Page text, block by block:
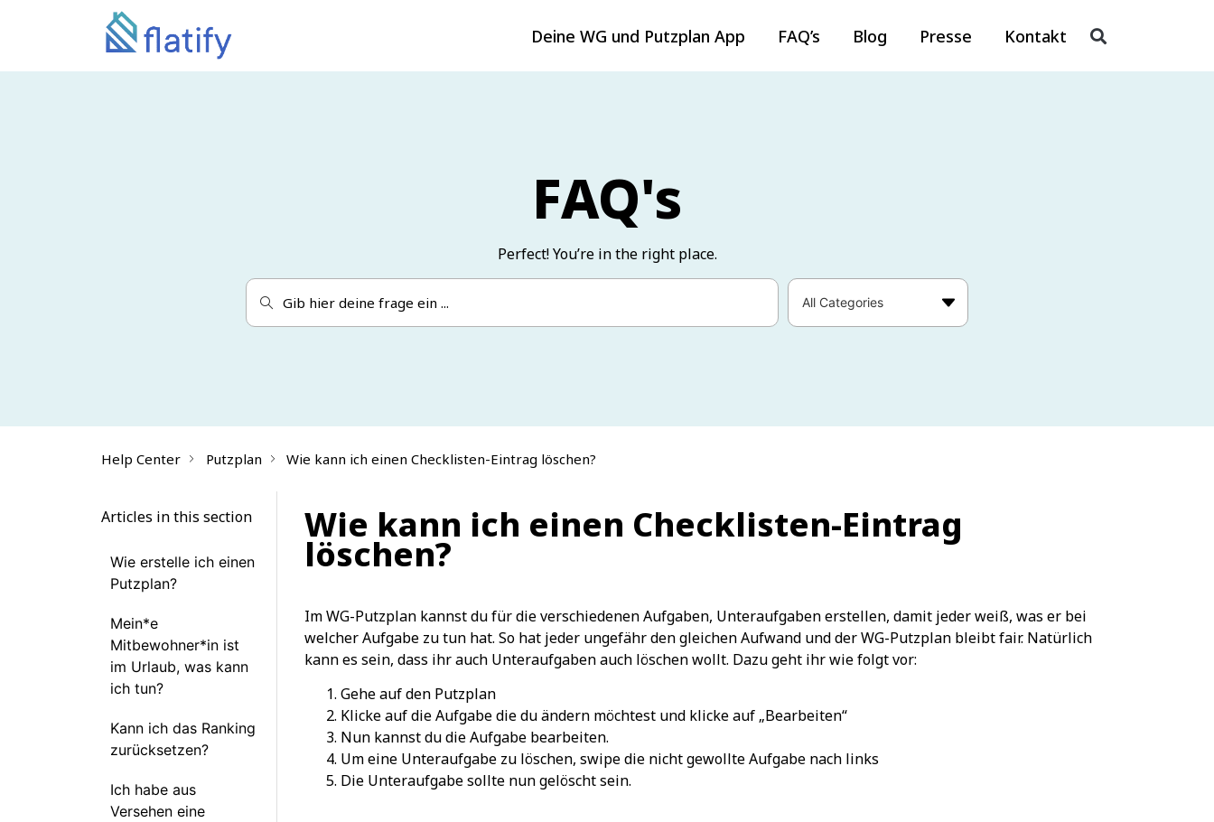
Deine WG und Putzplan App FAQ’s Blog Presse Kontakt
FAQ's
Perfect! You’re in the right place.
All Categories
Help Center Putzplan Wie kann ich einen Checklisten-Eintrag löschen?
Articles in this section
Wie erstelle ich einen
Putzplan?
Mein*e
Mitbewohner*in ist
im Urlaub, was kann
ich tun?
Kann ich das Ranking
zurücksetzen?
Ich habe aus
Versehen eine
Wie kann ich einen Checklisten-Eintrag
löschen?
Im WG-Putzplan kannst du für die verschiedenen Aufgaben, Unteraufgaben erstellen, damit jeder weiß, was er bei
welcher Aufgabe zu tun hat. So hat jeder ungefähr den gleichen Aufwand und der WG-Putzplan bleibt fair. Natürlich
kann es sein, dass ihr auch Unteraufgaben auch löschen wollt. Dazu geht ihr wie folgt vor:
Gehe auf den Putzplan
Klicke auf die Aufgabe die du ändern möchtest und klicke auf „Bearbeiten“
Nun kannst du die Aufgabe bearbeiten.
Um eine Unteraufgabe zu löschen, swipe die nicht gewollte Aufgabe nach links
Die Unteraufgabe sollte nun gelöscht sein.